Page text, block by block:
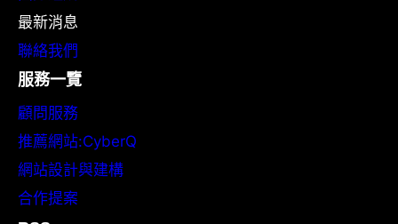
最新消息
聯絡我們
服務一覽
顧問服務
推薦網站:CyberQ
網站設計與建構
合作提案